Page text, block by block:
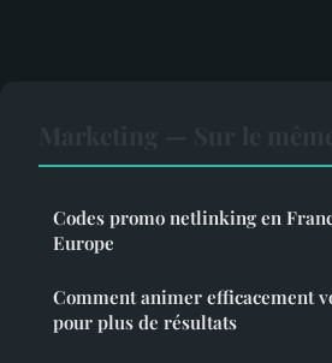
Codes promo netlinking en
Europe
Comment animer efficacement
pour plus de résultats